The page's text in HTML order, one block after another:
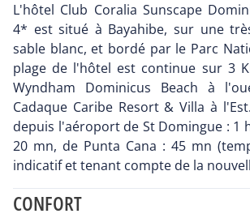
L'hôtel Club Coralia Sunscape
4* est situé à Bayahibe, sur une
sable blanc, et bordé par le Parc
plage de l'hôtel est continue sur 3
Wyndham Dominicus Beach à
Cadaque Caribe Resort & Villa à
depuis l'aéroport de St Domingue : 1
20 mn, de Punta Cana : 45 mn
indicatif et tenant compte de la
CONFORT